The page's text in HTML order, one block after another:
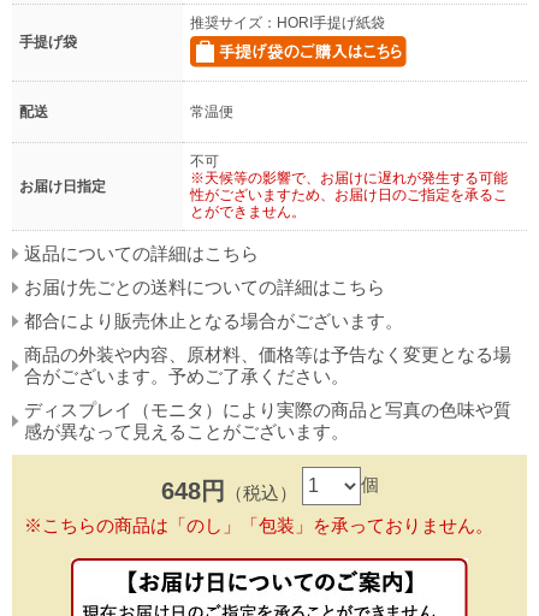
手提げ袋
推奨サイズ：HORI手提げ紙袋
配送 常温便
お届け日指定
不可
※天候等の影響で、お届けに遅れが発生する可能
性がございますため、お届け日のご指定を承るこ
とができません。
返品についての詳細はこちら
お届け先ごとの送料についての詳細はこちら
都合により販売休止となる場合がございます。
商品の外装や内容、原材料、価格等は予告なく変更となる場
合がございます。予めご了承ください。
ディスプレイ（モニタ）により実際の商品と写真の色味や質
感が異なって見えることがございます。
648円 （税込） 個
※こちらの商品は「のし」「包装」を承っておりません。